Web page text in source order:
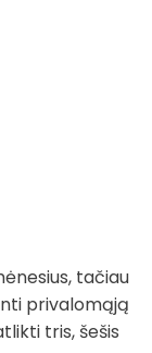
tačiau
privalomąją
tris, šešis